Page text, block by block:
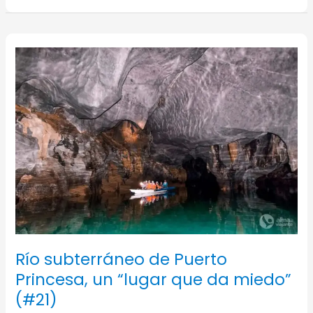
cadena
de
profesiones
(#20)
Río subterráneo de Puerto
Princesa, un “lugar que da miedo”
(#21)